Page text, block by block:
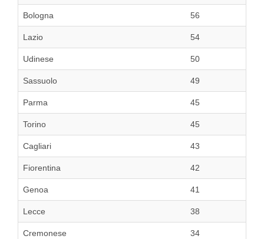
Bologna 56
Lazio 54
Udinese 50
Sassuolo 49
Parma 45
Torino 45
Cagliari 43
Fiorentina 42
Genoa 41
Lecce 38
Cremonese 34